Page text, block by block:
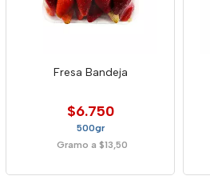
Fresa Bandeja
$6.750
500gr
Gramo a $13,50